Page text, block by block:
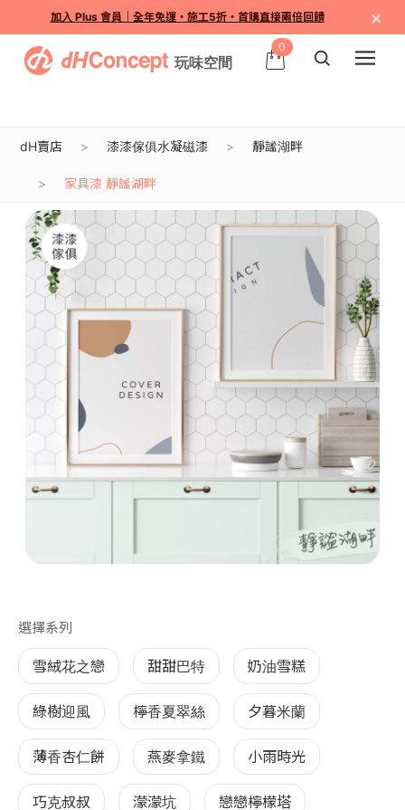
加入 Plus 會員｜全年免運・施工5折・首購直接兩倍回饋 ×
0
dH賣店 漆漆傢俱水凝磁漆 靜謐湖畔
家具漆 靜謐湖畔
選擇系列
雪絨花之戀 甜甜巴特 奶油雪糕
綠樹迎風 檸香夏翠絲 夕暮米蘭
薄香杏仁餅 燕麥拿鐵 小雨時光
巧克叔叔 濛濛坑 戀戀檸檬塔